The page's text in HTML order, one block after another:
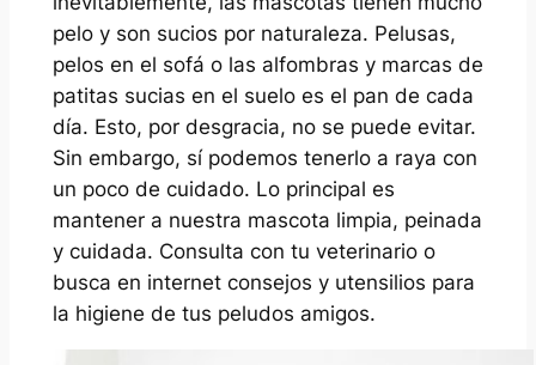
pelo y son sucios por naturaleza. Pelusas,
pelos en el sofá o las alfombras y marcas de
patitas sucias en el suelo es el pan de cada
día. Esto, por desgracia, no se puede evitar.
Sin embargo, sí podemos tenerlo a raya con
un poco de cuidado. Lo principal es
mantener a nuestra mascota limpia, peinada
y cuidada. Consulta con tu veterinario o
busca en internet consejos y utensilios para
la higiene de tus peludos amigos.